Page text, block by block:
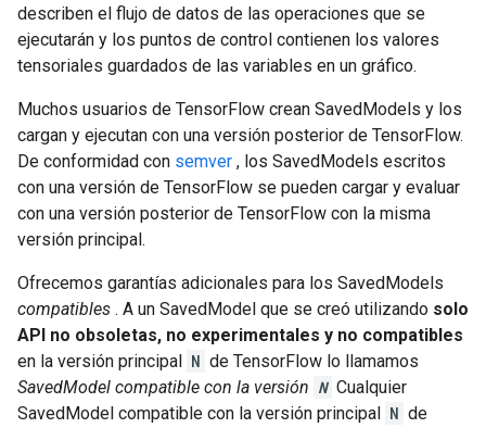
describen el flujo de datos de las operaciones que se
ejecutarán y los puntos de control contienen los valores
tensoriales guardados de las variables en un gráfico.
Muchos usuarios de TensorFlow crean SavedModels y los
cargan y ejecutan con una versión posterior de TensorFlow.
De conformidad con semver , los SavedModels escritos
con una versión de TensorFlow se pueden cargar y evaluar
con una versión posterior de TensorFlow con la misma
versión principal.
Ofrecemos garantías adicionales para los SavedModels
compatibles . A un SavedModel que se creó utilizando solo
API no obsoletas, no experimentales y no compatibles
en la versión principal N de TensorFlow lo llamamos
SavedModel compatible con la versión N Cualquier
SavedModel compatible con la versión principal N de